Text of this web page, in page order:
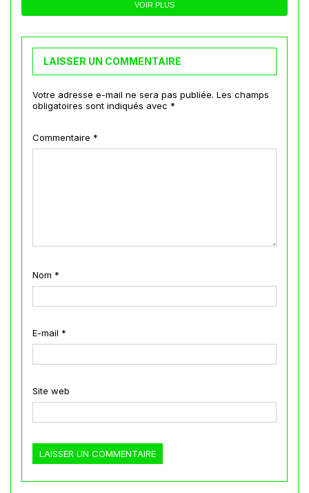
VOIR PLUS
LAISSER UN COMMENTAIRE
Votre adresse e-mail ne sera pas publiée. Les champs
obligatoires sont indiqués avec *
Commentaire *
Nom *
E-mail *
Site web